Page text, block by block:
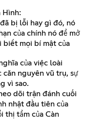
Hình:
bị lỗi hay gì đó, nó
của chính nó để mở
biết mọi bí mật của
của việc loài
căn nguyên vũ trụ, sự
vì sao.
dõi trận đánh cuối
nhật đầu tiên của
thị tẩm của Càn